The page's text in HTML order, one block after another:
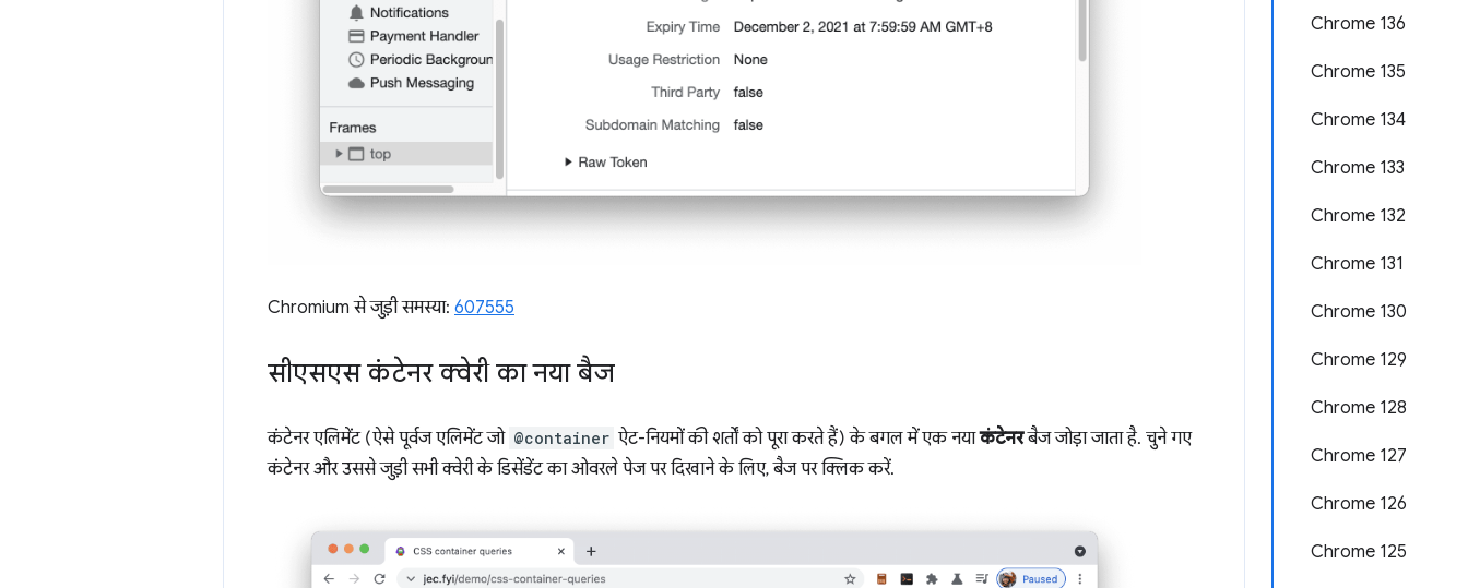
Chrome 136
Chrome 135
Chrome 134
Chrome 133
Chrome 132
Chrome 131
Chrome 130
Chrome 129
Chrome 128
Chrome 127
Chrome 126
Chrome 125
Chromium से जुड़ी समस्या: 607555
सीएसएस कंटेनर क्वेरी का नया बैज
कंटेनर एलिमेंट (ऐसे पूर्वज एलिमेंट जो @container ऐट-नियमों की शर्तों को पूरा करते हैं) के बगल में एक नयाकंटेनरबैज जोड़ा जाता है. चुने गए
कंटेनर और उससे जुड़ी सभी क्वेरी के डिसेंडेंट का ओवरले पेज पर दिखाने के लिए, बैज पर क्लिक करें.